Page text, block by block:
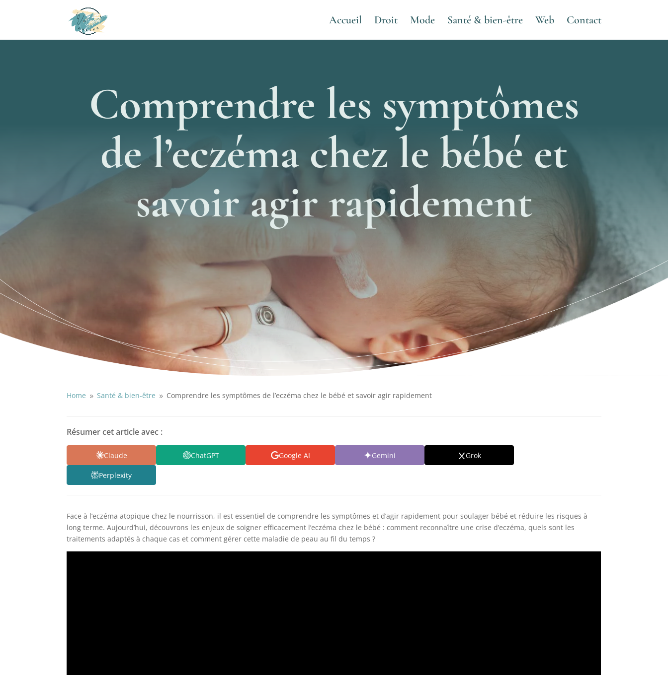
Accueil Droit Mode Santé & bien-être Web Contact
Comprendre les symptômes
de l’eczéma chez le bébé et
savoir agir rapidement
Home 9 Santé & bien-être 9 Comprendre les symptômes de l’eczéma chez le bébé et savoir agir rapidement
Résumer cet article avec :
Claude ChatGPT Google AI Gemini Grok
Perplexity
Face à l’eczéma atopique chez le nourrisson, il est essentiel de comprendre les symptômes et d’agir rapidement pour soulager bébé et réduire les risques à
long terme. Aujourd’hui, découvrons les enjeux de soigner efficacement l’eczéma chez le bébé : comment reconnaître une crise d’eczéma, quels sont les
traitements adaptés à chaque cas et comment gérer cette maladie de peau au fil du temps ?